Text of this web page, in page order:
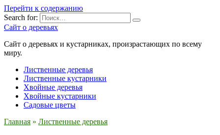
Перейти к содержанию
Search for:
Сайт о деревьях
Сайт о деревьях и кустарниках, произрастающих по всему
миру.
Лиственные деревья
Лиственные кустарники
Хвойные деревья
Хвойные кустарники
Садовые цветы
Главная » Лиственные деревья